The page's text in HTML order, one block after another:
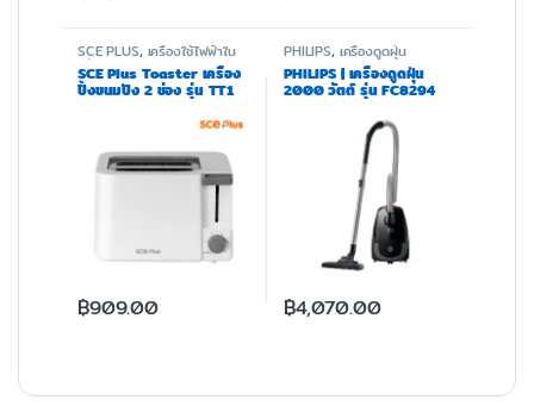
SCE PLUS, เครื่องใช้ไฟฟ้าใน
ครัว
SCE Plus Toaster เครื่อง
ปิ้งขนมปัง 2 ช่อง รุ่น TT1
฿909.00
PHILIPS, เครื่องดูดฝุ่น
PHILIPS | เครื่องดูดฝุ่น
2000 วัตต์ รุ่น FC8294
฿4,070.00